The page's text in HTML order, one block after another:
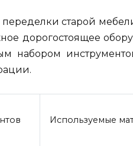
старой
дорогостоящее
набором
Используемые